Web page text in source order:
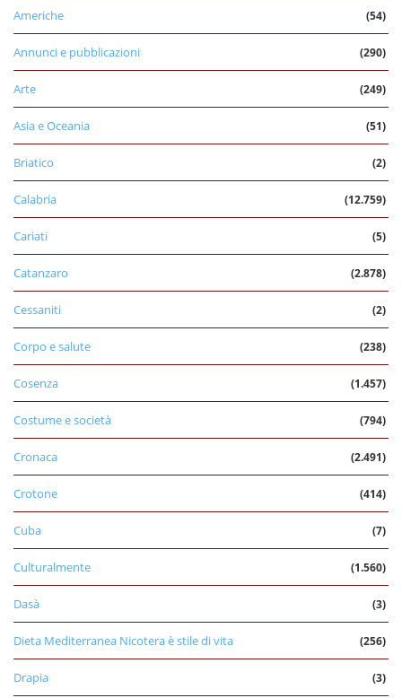
Americhe (54)
Annunci e pubblicazioni (290)
Arte (249)
Asia e Oceania (51)
Briatico (2)
Calabria (12.759)
Cariati (5)
Catanzaro (2.878)
Cessaniti (2)
Corpo e salute (238)
Cosenza (1.457)
Costume e società (794)
Cronaca (2.491)
Crotone (414)
Cuba (7)
Culturalmente (1.560)
Dasà (3)
Dieta Mediterranea Nicotera è stile di vita (256)
Drapia (3)